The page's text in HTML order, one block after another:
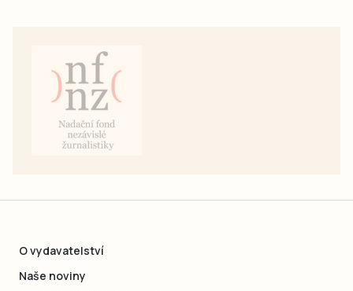
O vydavatelství
Naše noviny